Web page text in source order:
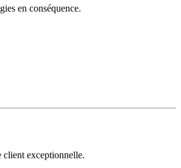
en conséquence.
client exceptionnelle.